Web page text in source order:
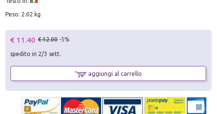
Peso: 2.02 kg
€ 11.40 € 12.00 -5%
spedito in 2/3 sett.
aggiungi al carrello